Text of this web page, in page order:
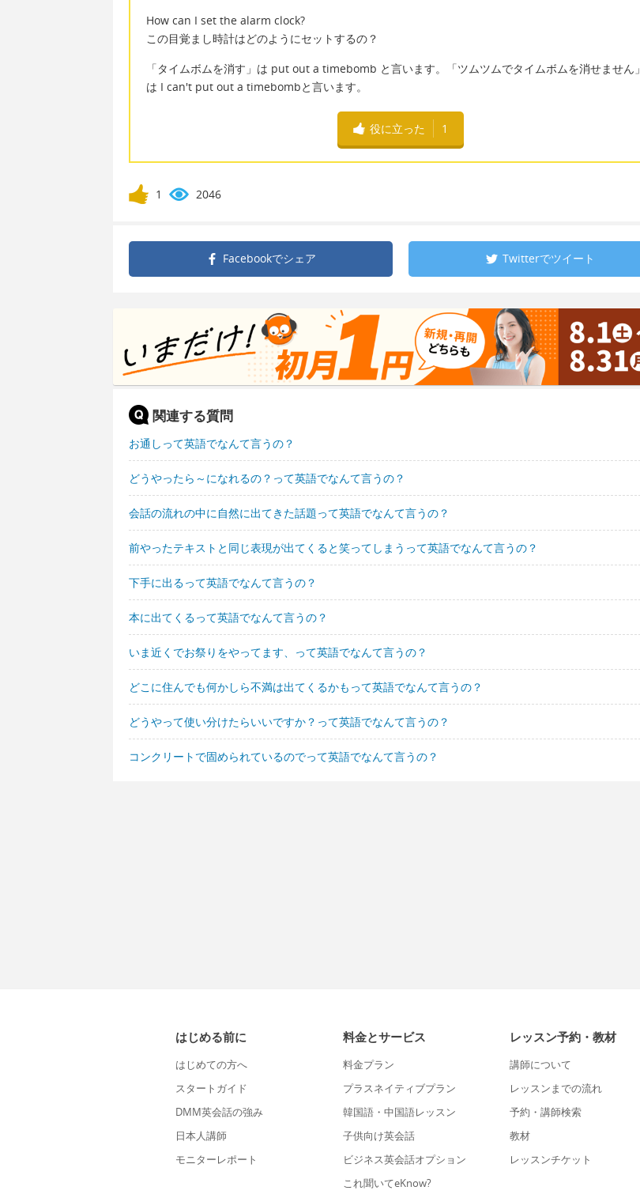
How can I set the alarm clock?
この目覚まし時計はどのようにセットするの？
「タイムボムを消す」は put out a timebomb と言います。「ツムツムでタイムボムを消せません」
は I can't put out a timebombと言います。
役に立った 1
1 2046
Facebookでシェア Twitterでツイート
関連する質問
お通しって英語でなんて言うの？
どうやったら～になれるの？って英語でなんて言うの？
会話の流れの中に自然に出てきた話題って英語でなんて言うの？
前やったテキストと同じ表現が出てくると笑ってしまうって英語でなんて言うの？
下手に出るって英語でなんて言うの？
本に出てくるって英語でなんて言うの？
いま近くでお祭りをやってます、って英語でなんて言うの？
どこに住んでも何かしら不満は出てくるかもって英語でなんて言うの？
どうやって使い分けたらいいですか？って英語でなんて言うの？
コンクリートで固められているのでって英語でなんて言うの？
はじめる前に
はじめての方へ
スタートガイド
DMM英会話の強み
日本人講師
モニターレポート
料金とサービス
料金プラン
プラスネイティブプラン
韓国語・中国語レッスン
子供向け英会話
ビジネス英会話オプション
これ聞いてeKnow?
レッスン予約・教材
講師について
レッスンまでの流れ
予約・講師検索
教材
レッスンチケット